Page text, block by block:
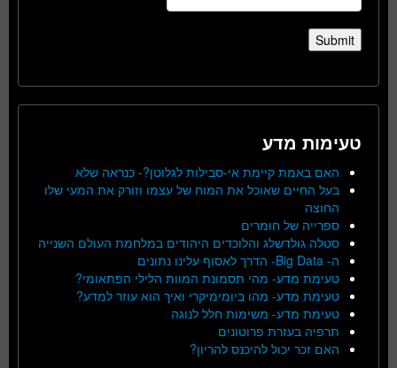
טעימות מדע
האם באמת קיימת אי-סבילות לגלוטן?- כנראה שלא
בעל החיים שאוכל את המוח של עצמו וזורק את המעי שלו
החוצה
ספרייה של חומרים
סטלה גולדשלג והלוכדים היהודים במלחמת העולם השנייה
ה- Big Data- הדרך לאסוף עלינו נתונים
טעימת מדע- מהי תסמונת המוות הלילי הפתאומי?
טעימת מדע- מהו ביומימיקרי ואיך הוא עוזר למדע?
טעימת מדע- משימות חלל לנוגה
תרפיה בעזרת פרוטונים
האם זכר יכול להיכנס להריון?